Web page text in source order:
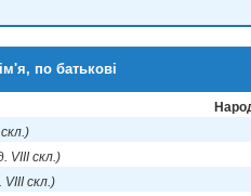
по батькові
VIII скл.)
VIII скл.)